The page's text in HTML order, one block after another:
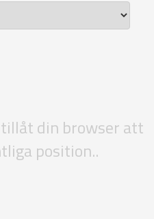
din browser att
position..